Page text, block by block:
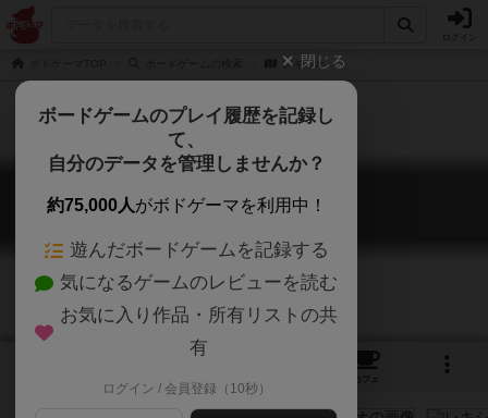
レキシオ
レキシオ
Lexio
カフェ
閉じる
ボードゲームのプレイ履歴を記録し
て、
自分のデータを管理しませんか？
約75,000人がボドゲーマを利用中！
遊んだボードゲームを記録する
気になるゲームのレビューを読む
お気に入り作品・所有リストの共
有
ログイン / 会員登録（10秒）